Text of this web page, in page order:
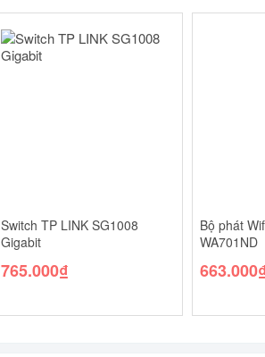
Switch TP LINK SG1008
Gigabit
765.000₫
Bộ phát
WA701ND
663.000